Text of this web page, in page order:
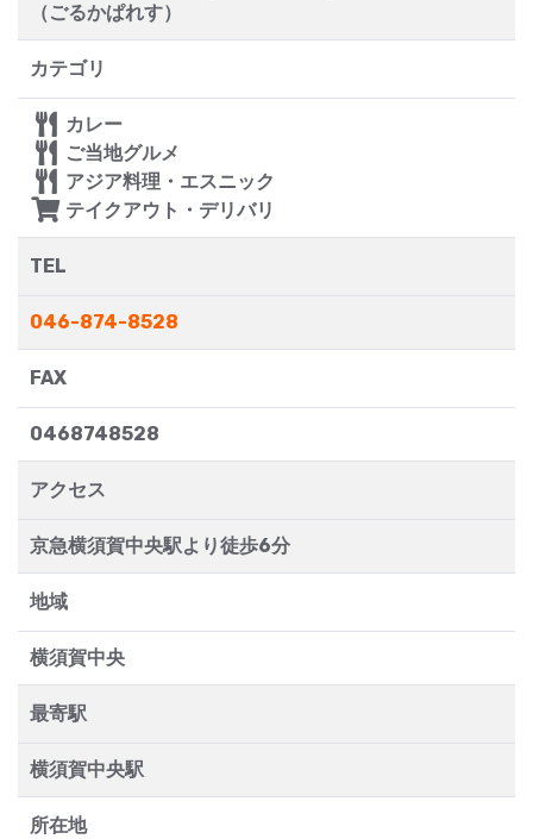
（ごるかぱれす）
カテゴリ
カレー
ご当地グルメ
アジア料理・エスニック
テイクアウト・デリバリ
TEL
046-874-8528
FAX
0468748528
アクセス
京急横須賀中央駅より徒歩6分
地域
横須賀中央
最寄駅
横須賀中央駅
所在地